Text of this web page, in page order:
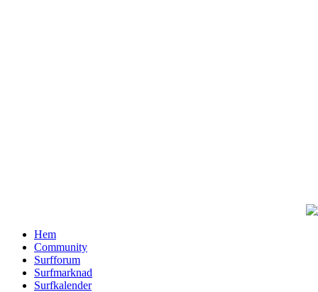
Hem
Community
Surfforum
Surfmarknad
Surfkalender